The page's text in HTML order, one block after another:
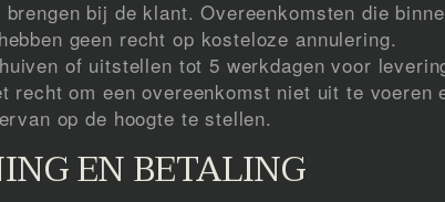
bij de klant. Overeenkomsten die
geen recht op kosteloze annulering.
of uitstellen tot 5 werkdagen voor
recht om een overeenkomst niet uit te voeren
op de hoogte te stellen.
EN BETALING